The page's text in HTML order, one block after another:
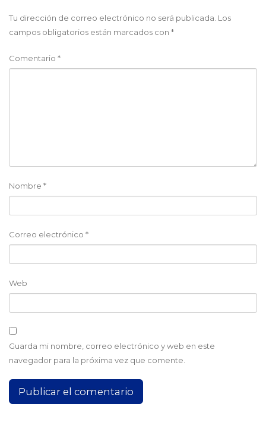
Tu dirección de correo electrónico no será publicada. Los
campos obligatorios están marcados con *
Comentario *
Nombre *
Correo electrónico *
Web
Guarda mi nombre, correo electrónico y web en este
navegador para la próxima vez que comente.